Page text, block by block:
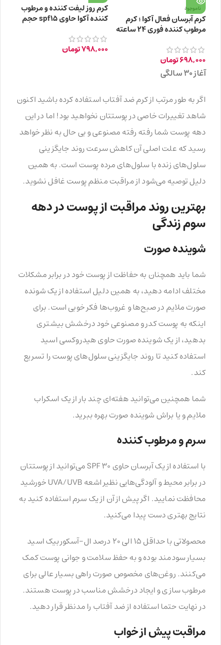
ناموجود
کرم آبرسان فعال آکوا ؛ کرم
مرطوب کننده فوری 24 ساعته
698,000تومان
کرم روز لیفت کننده و مرطوب
کننده آکوا حاوی spf15 حجم
798,000تومان
آغاز ۳۰ سالگی
اگر به طور مرتب از کرم ضد آفتاب استفاده کرده باشید اکنون
شاهد تغییرات خاصی در پوستتان نخواهید بود! اما در این
دهه پوست شما رفته رفته مصنوعی و بی حال به نظر خواهد
رسید که علت اصلی آن کاهش سرعت روند جایگزینی
سلول‌های زنده با سلول‌های مرده پوست است. به همین
دلیل توصیه می‌شود از مراقبت منظم پوست غافل نشوید.
بهترین روند مراقبت از پوست در دهه
سوم زندگی
شوینده صورت
شما باید همچنان به حفاظت از پوست خود در برابر مشکلات
مختلف ادامه دهید، به همین دلیل استفاده از یک شونده
صورت ملایم در صبح‌ها و غروب‌ها فکر خوبی است. برای
اینکه به پوست کدر و مصنوعی خود درخشش بیشتری
بدهید، از یک شوینده صورت حاوی هیدروکسی اسید
استفاده کنید تا روند جایگزینی سلول‌های پوست را تسریع
کند.
شما همچنین می‌توانید هفته‌ای چند بار از یک اسکراب
ملایم و یا براش شوینده صورت بهره ببرید.
سرم و مرطوب کننده
با استفاده از یک آبرسان حاوی SPF 30 می‌توانید از پوستتان
در برابر محیط و آلودگی‌هایی نظیر اشعه UVA/UVB خورشید
محافظت نمایید. اگر پیش از آن از یک سرم استفاده کنید به
نتایج بهتری دست پیدا می‌کنید.
محصولاتی با حداقل ۱۵ الی ۲۰ درصد ال-آسکوربیک اسید
بسیار سودمند بوده و به حفظ سلامت و جوانی پوست کمک
می‌کنند. روغن‌های مخصوص صورت راهی بسیار عالی برای
مرطوب سازی و ایجاد درخشش مناسب در پوست هستند.
در نهایت حتما استفاده از ضد آفتاب را مدنظر قرار دهید.
مراقبت پیش از خواب